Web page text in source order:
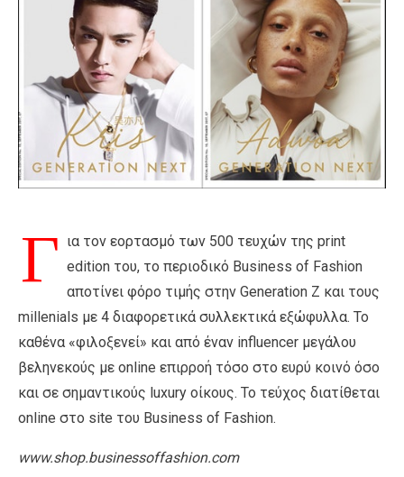
Γ ια τον εορτασμό των 500 τευχών της print
edition του, το περιοδικό Business of Fashion
αποτίνει φόρο τιμής στην Generation Z και τους
millenials με 4 διαφορετικά συλλεκτικά εξώφυλλα. Το
καθένα «φιλοξενεί» και από έναν influencer μεγάλου
βεληνεκούς με online επιρροή τόσο στο ευρύ κοινό όσο
και σε σημαντικούς luxury οίκους. Το τεύχος διατίθεται
online στο site του Business of Fashion.
www.shop.businessoffashion.com